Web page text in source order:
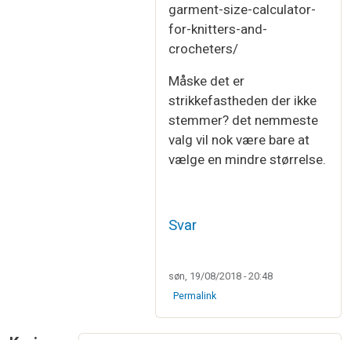
garment-size-calculator-
for-knitters-and-
crocheters/
Måske det er
strikkefastheden der ikke
stemmer? det nemmeste
valg vil nok være bare at
vælge en mindre størrelse.
Svar
søn, 19/08/2018 - 20:48
Permalink